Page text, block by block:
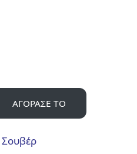
ΑΓΟΡΑΣΕ ΤΟ
Σουβέρ